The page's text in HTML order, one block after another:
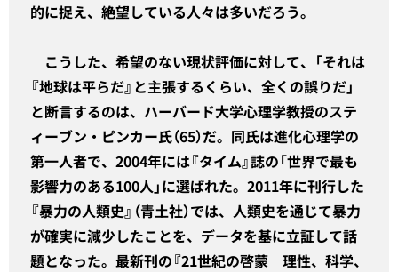
的に捉え、絶望している人々は多いだろう。
こうした、希望のない現状評価に対して、「それは
『地球は平らだ』と主張するくらい、全くの誤りだ」
と断言するのは、ハーバード大学心理学教授のステ
ィーブン・ピンカー氏（65）だ。同氏は進化心理学の
第一人者で、2004年には『タイム』誌の「世界で最も
影響力のある100人」に選ばれた。2011年に刊行した
『暴力の人類史』（青土社）では、人類史を通じて暴力
が確実に減少したことを、データを基に立証して話
題となった。最新刊の『21世紀の啓蒙 理性、科学、